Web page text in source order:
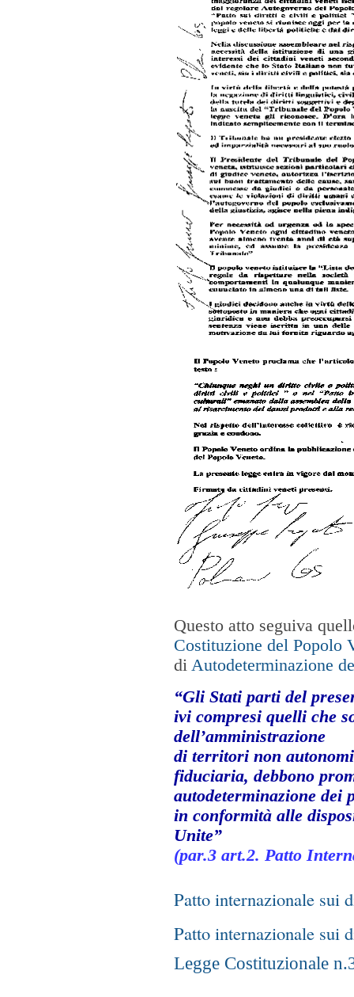
Questo atto seguiva
Costituzione del Popolo
di Autodeterminazione
“Gli Stati parti del
ivi compresi quelli che
dell’amministrazione
di territori non
fiduciaria, debbono
autodeterminazione dei
in conformità alle
Unite”
(par.3 art.2. Patto
Patto internazionale
Patto internazionale sui
Legge Costituzionale